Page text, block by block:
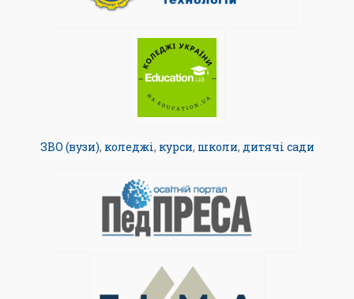
ЗВО (вузи), коледжі, курси, школи, дитячі сади